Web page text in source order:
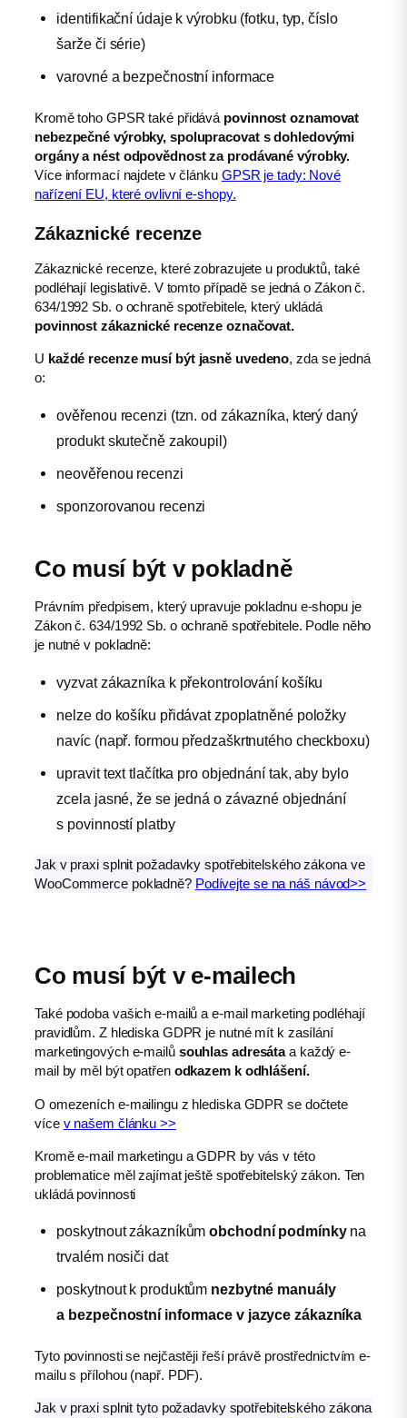
identifikační údaje k výrobku (fotku, typ, číslo
šarže či série)
varovné a bezpečnostní informace
Kromě toho GPSR také přidává povinnost oznamovat
nebezpečné výrobky, spolupracovat s dohledovými
orgány a nést odpovědnost za prodávané výrobky.
Více informací najdete v článku GPSR je tady: Nové
nařízení EU, které ovlivní e-shopy.
Zákaznické recenze
Zákaznické recenze, které zobrazujete u produktů, také
podléhají legislativě. V tomto případě se jedná o Zákon č.
634/1992 Sb. o ochraně spotřebitele, který ukládá
povinnost zákaznické recenze označovat.
U každé recenze musí být jasně uvedeno, zda se jedná
o:
ověřenou recenzi (tzn. od zákazníka, který daný
produkt skutečně zakoupil)
neověřenou recenzi
sponzorovanou recenzi
Co musí být v pokladně
Právním předpisem, který upravuje pokladnu e-shopu je
Zákon č. 634/1992 Sb. o ochraně spotřebitele. Podle něho
je nutné v pokladně:
vyzvat zákazníka k překontrolování košíku
nelze do košíku přidávat zpoplatněné položky
navíc (např. formou předzaškrtnutého checkboxu)
upravit text tlačítka pro objednání tak, aby bylo
zcela jasné, že se jedná o závazné objednání
s povinností platby
Jak v praxi splnit požadavky spotřebitelského zákona ve
WooCommerce pokladně? Podívejte se na náš návod>>
Co musí být v e-mailech
Také podoba vašich e-mailů a e-mail marketing podléhají
pravidlům. Z hlediska GDPR je nutné mít k zasílání
marketingových e-mailůsouhlas adresátaa každý e-
mail by měl být opatřen odkazem k odhlášení.
O omezeních e-mailingu z hlediska GDPR se dočtete
více v našem článku >>
Kromě e-mail marketingu a GDPR by vás v této
problematice měl zajímat ještě spotřebitelský zákon. Ten
ukládá povinnosti
poskytnout zákazníkůmobchodní podmínkyna
trvalém nosiči dat
poskytnout k produktům nezbytné manuály
a bezpečnostní informace v jazyce zákazníka
Tyto povinnosti se nejčastěji řeší právě prostřednictvím e-
mailu s přílohou (např. PDF).
Jak v praxi splnit tyto požadavky spotřebitelského zákona